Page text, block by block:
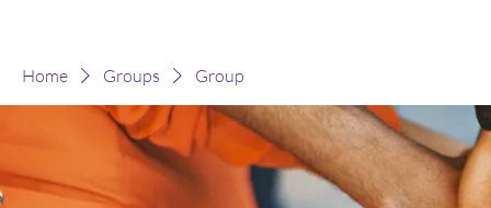
Home Groups Group